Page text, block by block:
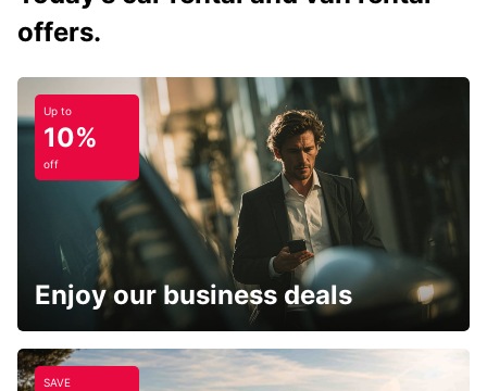
offers.
Up to
10%
off
Enjoy our business deals
SAVE